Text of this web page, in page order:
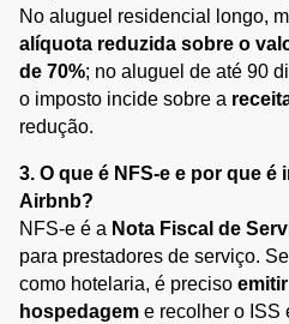
alíquota reduzida sobre o
de 70%; no aluguel de até 90
o imposto incide sobre a
redução.
3. O que é NFS-e e por que é
Airbnb?
NFS-e é a Nota Fiscal de
para prestadores de serviço.
como hotelaria, é preciso
hospedagem e recolher o ISS